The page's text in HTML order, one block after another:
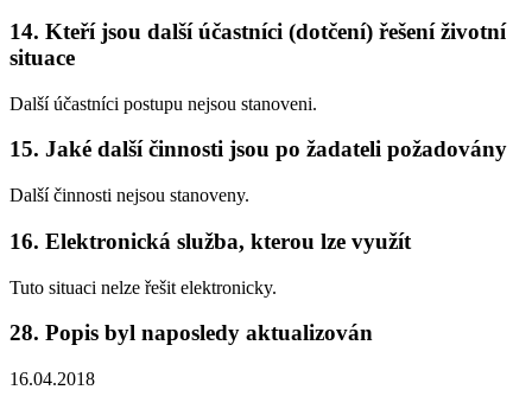
14. Kteří jsou další účastníci (dotčení) řešení životní
situace
Další účastníci postupu nejsou stanoveni.
15. Jaké další činnosti jsou po žadateli požadovány
Další činnosti nejsou stanoveny.
16. Elektronická služba, kterou lze využít
Tuto situaci nelze řešit elektronicky.
28. Popis byl naposledy aktualizován
16.04.2018